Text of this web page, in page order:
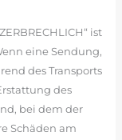
ist
eine Sendung,
des Transports
des
bei dem der
Schäden am